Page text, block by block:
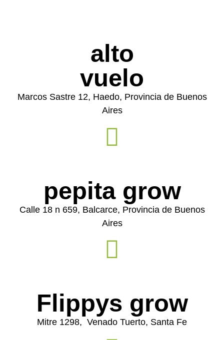
alto
vuelo
Marcos Sastre 12, Haedo, Provincia de Buenos
Aires
pepita grow
Calle 18 n 659, Balcarce, Provincia de Buenos
Aires
Flippys grow
Mitre 1298, Venado Tuerto, Santa Fe